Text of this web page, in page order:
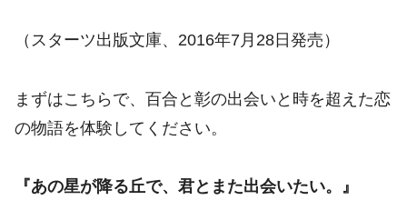
（スターツ出版文庫、2016年7月28日発売）
まずはこちらで、百合と彰の出会いと時を超えた恋
の物語を体験してください。
『あの星が降る丘で、君とまた出会いたい。』